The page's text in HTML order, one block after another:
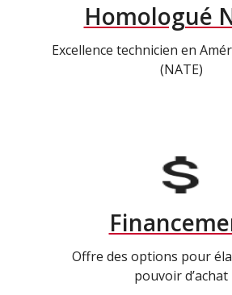
Homologué
Excellence technicien en
(NATE)
Offre des options pour
pouvoir d’achat